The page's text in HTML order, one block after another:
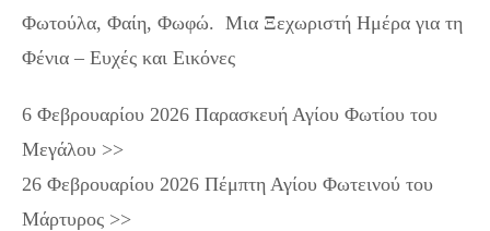
Φωτούλα, Φαίη, Φωφώ. Μια Ξεχωριστή Ημέρα για τη
Φένια – Ευχές και Εικόνες
6 Φεβρουαρίου 2026 Παρασκευή Αγίου Φωτίου του
Μεγάλου >>
26 Φεβρουαρίου 2026 Πέμπτη Αγίου Φωτεινού του
Μάρτυρος >>